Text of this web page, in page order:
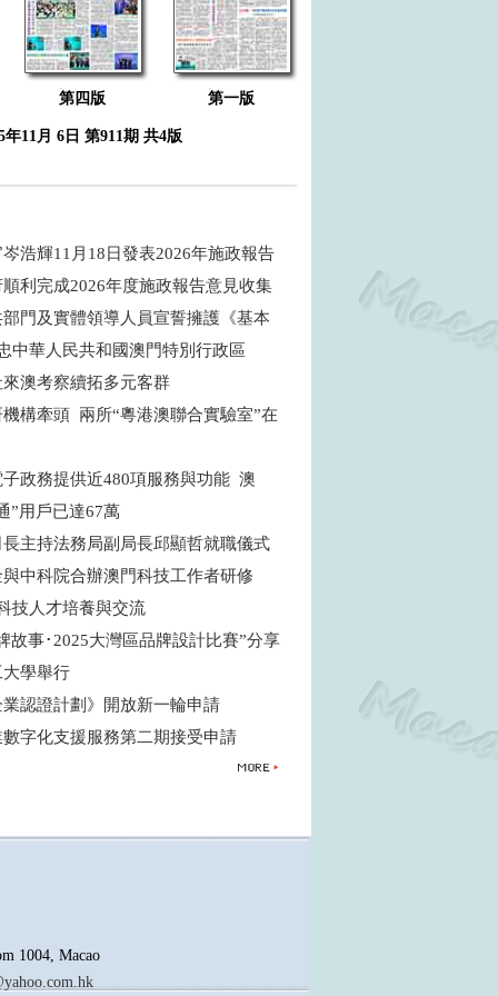
第四版 第一版
年11月 6日 第911期 共4版
浩輝11月18日發表2026年施政報告
利完成2026年度施政報告意見收集
門及實體領導人員宣誓擁護《基本
中華人民共和國澳門特別行政區
澳考察續拓多元客群
構牽頭 兩所“粵港澳聯合實驗室”在
政務提供近480項服務與功能 澳
”用戶已達67萬
主持法務局副局長邱顯哲就職儀式
中科院合辦澳門科技工作者研修
技人才培養與交流
故事･2025大灣區品牌設計比賽”分享
學舉行
認證計劃》開放新一輪申請
字化支援服務第二期接受申請
1004, Macao